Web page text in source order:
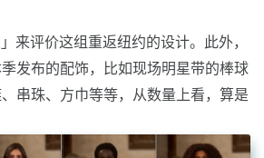
来评价这组重返纽约的设计。此外，
发布的配饰，比如现场明星带的棒球
串珠、方巾等等，从数量上看，算是